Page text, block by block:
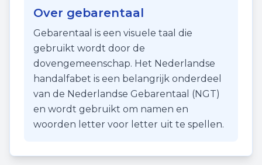
Over gebarentaal
Gebarentaal is een visuele taal die
gebruikt wordt door de
dovengemeenschap. Het Nederlandse
handalfabet is een belangrijk onderdeel
van de Nederlandse Gebarentaal (NGT)
en wordt gebruikt om namen en
woorden letter voor letter uit te spellen.